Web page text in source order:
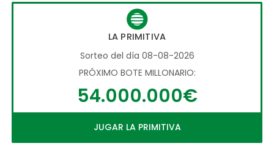
LA PRIMITIVA
Sorteo del día 08-08-2026
PRÓXIMO BOTE MILLONARIO:
54.000.000€
JUGAR LA PRIMITIVA